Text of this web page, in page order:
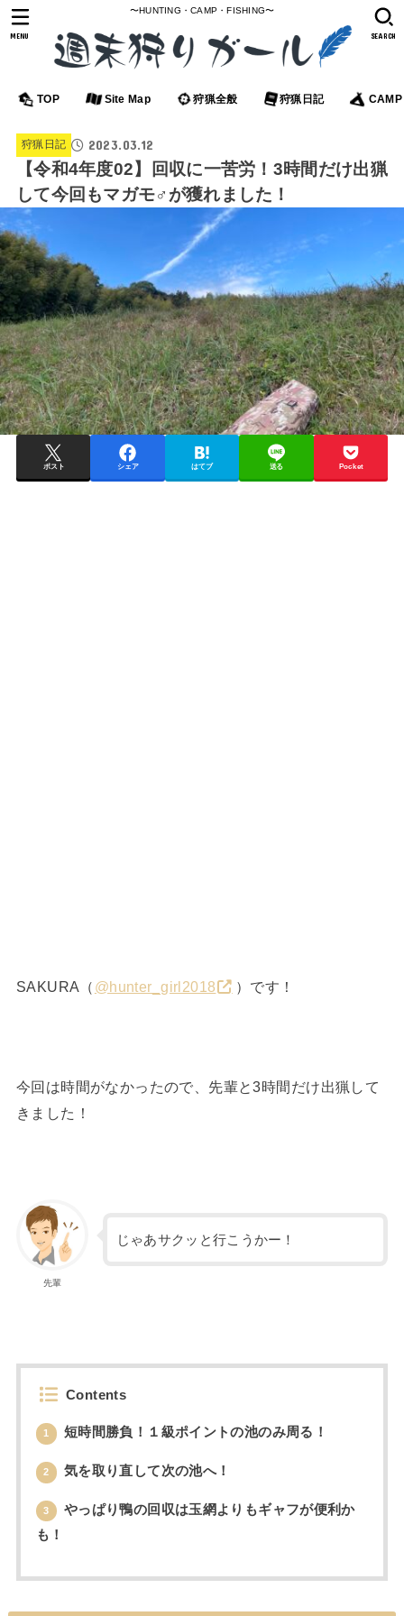
〜HUNTING・CAMP・FISHING〜
TOP Site Map 狩猟全般 狩猟日記 CAMP
SEARCH
MENU
狩猟日記 2023.03.12
【令和4年度02】回収に一苦労！3時間だけ出猟
して今回もマガモ♂が獲れました！
ポスト シェア はてブ 送る Pocket
SAKURA（ @hunter_girl2018 ）です！
今回は時間がなかったので、先輩と3時間だけ出猟して
きました！
先輩
じゃあサクッと行こうかー！
Contents
1 短時間勝負！１級ポイントの池のみ周る！
2 気を取り直して次の池へ！
3
やっぱり鴨の回収は玉網よりもギャフが便利か
も！